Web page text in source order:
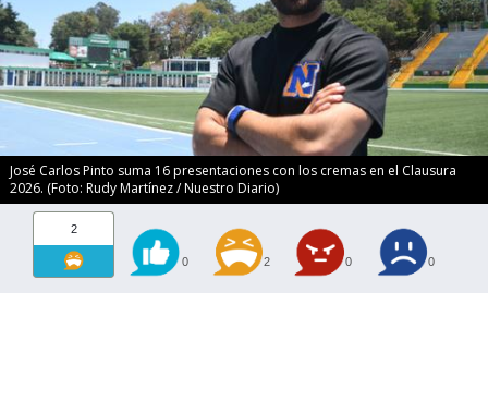
José Carlos Pinto suma 16 presentaciones con los cremas en el Clausura
2026. (Foto: Rudy Martínez / Nuestro Diario)
2
0 2 0 0